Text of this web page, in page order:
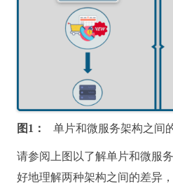
图1： 单片和微服务架构之间
请参阅上图以了解单片和微服
好地理解两种架构之间的差异